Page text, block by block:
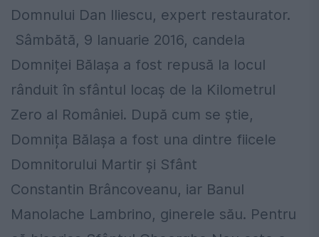
Domnului Dan Iliescu, expert restaurator.
Sâmbătă, 9 Ianuarie 2016, candela
Domniței Bălașa a fost repusă la locul
rânduit în sfântul locaș de la Kilometrul
Zero al României. După cum se știe,
Domnița Bălașa a fost una dintre fiicele
Domnitorului Martir și Sfânt
Constantin Brâncoveanu, iar Banul
Manolache Lambrino, ginerele său. Pentru